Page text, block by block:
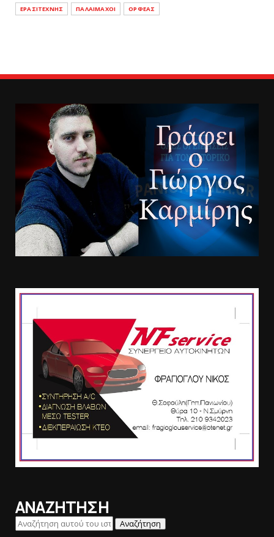
ΕΡΑΣΙΤΕΧΝΗΣ
ΠΑΛΑΙΜΑΧΟΙ ΟΡΦΕΑΣ
ΑΝΑΖΗΤΗΣΗ